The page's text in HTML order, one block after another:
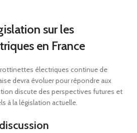
sur les
en France
électriques continue de
devra évoluer pour répondre aux
discute des perspectives futures et
à la législation actuelle.